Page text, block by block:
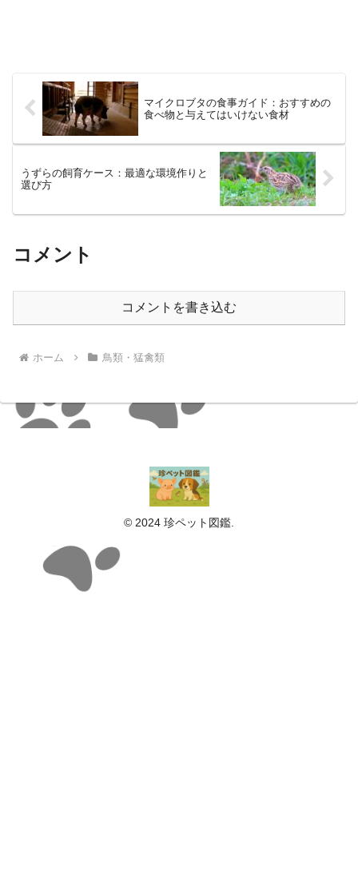
マイクロブタの食事ガイド：おすすめの
食べ物と与えてはいけない食材
うずらの飼育ケース：最適な環境作りと
選び方
コメント
コメントを書き込む
ホーム 鳥類・猛禽類
© 2024 珍ペット図鑑.